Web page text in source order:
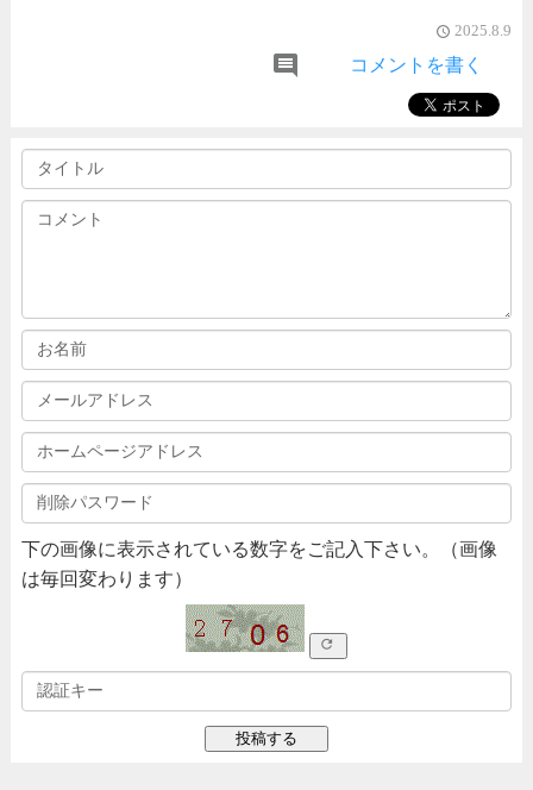
access_time 2025.8.9
comment コメントを書く
下の画像に表示されている数字をご記入下さい。（画像
は毎回変わります）
refresh
投稿する